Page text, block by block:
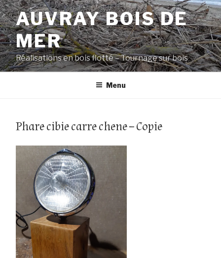
Aller
au
contenu
principal
AUVRAY BOIS DE
MER
Réalisations en bois flotté – Tournage sur bois
Menu
Phare cibie carre chene – Copie